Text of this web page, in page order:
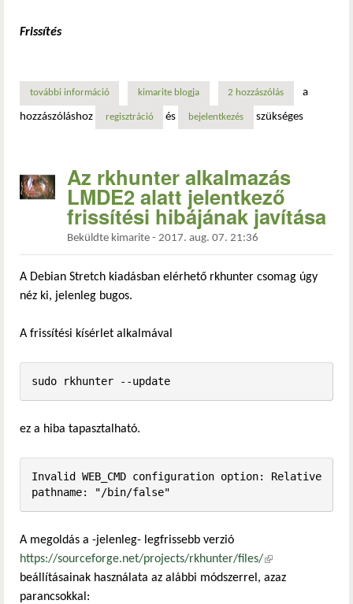
Frissítés
további információvirtualbox 6: debian 10 „buster”, lmde 3, linux mint 18
kimarite blogja 2 hozzászólás a
hozzászóláshoz regisztráció és bejelentkezés szükséges
Az rkhunter alkalmazás
LMDE2 alatt jelentkező
frissítési hibájának javítása
Beküldte kimarite - 2017. aug. 07. 21:36
A Debian Stretch kiadásban elérhető rkhunter csomag úgy
néz ki, jelenleg bugos.
A frissítési kísérlet alkalmával
sudo rkhunter --update
ez a hiba tapasztalható.
Invalid WEB_CMD configuration option: Relative
A megoldás a -jelenleg- legfrissebb verzió
https://sourceforge.net/projects/rkhunter/files/(külső hivatkozás)
beállításainak használata az alábbi módszerrel, azaz
parancsokkal: